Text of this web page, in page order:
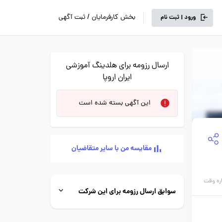
ورود | ثبت نام بخش کارفرمایان / ثبت آگهی
وقت
ارسال رزومه برای هلدینگ آموزشی
ایران اروپا
این آگهی بسته شده است
مقایسه من با سایر متقاضیان
سوابق ارسال رزومه برای این شرکت